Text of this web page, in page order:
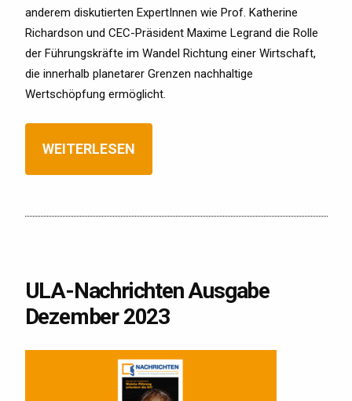
anderem diskutierten ExpertInnen wie Prof. Katherine
Richardson und CEC-Präsident Maxime Legrand die Rolle
der Führungskräfte im Wandel Richtung einer Wirtschaft,
die innerhalb planetarer Grenzen nachhaltige
Wertschöpfung ermöglicht.
WEITERLESEN
ULA-Nachrichten Ausgabe
Dezember 2023